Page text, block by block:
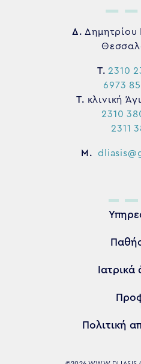
Δ. Δημητρίου
Τ. 2310
6973
Τ. κλινική
2310
2311
M.
Πολιτική